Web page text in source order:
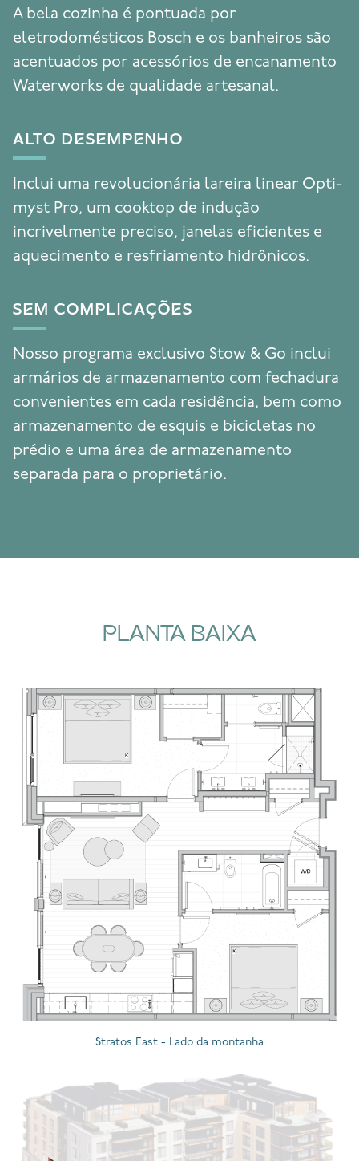
A bela cozinha é pontuada por
eletrodomésticos Bosch e os banheiros são
acentuados por acessórios de encanamento
Waterworks de qualidade artesanal.
ALTO DESEMPENHO
Inclui uma revolucionária lareira linear Opti-
myst Pro, um cooktop de indução
incrivelmente preciso, janelas eficientes e
aquecimento e resfriamento hidrônicos.
SEM COMPLICAÇÕES
Nosso programa exclusivo Stow & Go inclui
armários de armazenamento com fechadura
convenientes em cada residência, bem como
armazenamento de esquis e bicicletas no
prédio e uma área de armazenamento
separada para o proprietário.
PLANTA BAIXA
Stratos East - Lado da montanha